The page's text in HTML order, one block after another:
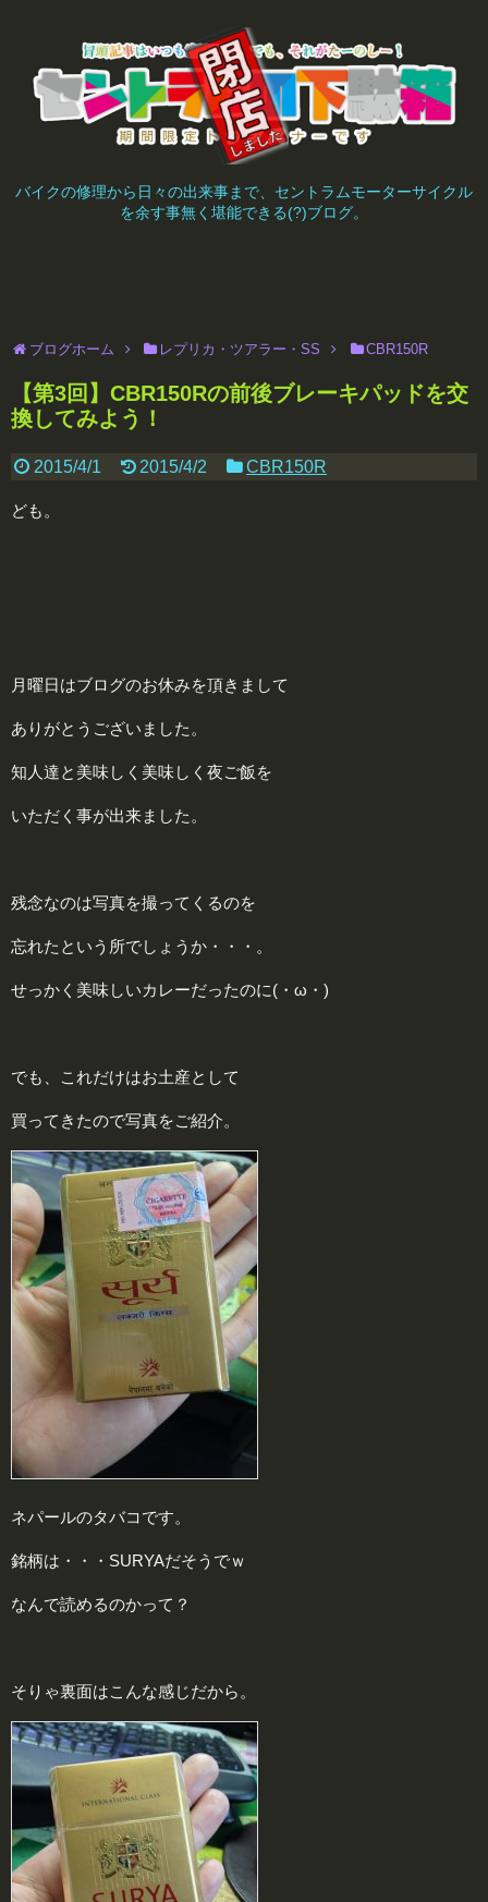
バイクの修理から日々の出来事まで、セントラムモーターサイクル
を余す事無く堪能できる(?)ブログ。
ブログホーム レプリカ・ツアラー・SS CBR150R
【第3回】CBR150Rの前後ブレーキパッドを交
換してみよう！
2015/4/1 2015/4/2 CBR150R
ども。
月曜日はブログのお休みを頂きまして
ありがとうございました。
知人達と美味しく美味しく夜ご飯を
いただく事が出来ました。
残念なのは写真を撮ってくるのを
忘れたという所でしょうか・・・。
せっかく美味しいカレーだったのに(・ω・)
でも、これだけはお土産として
買ってきたので写真をご紹介。
ネパールのタバコです。
銘柄は・・・SURYAだそうでｗ
なんで読めるのかって？
そりゃ裏面はこんな感じだから。